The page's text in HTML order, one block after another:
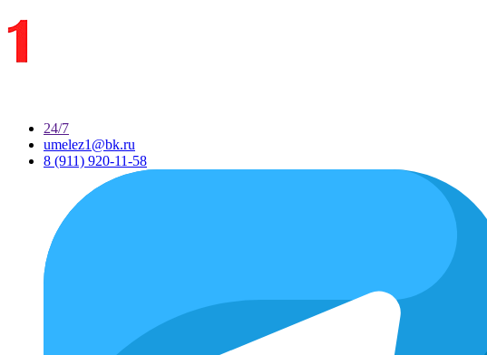
24/7
umelez1@bk.ru
8 (911) 920-11-58